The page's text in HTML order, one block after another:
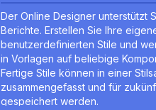
Der Online Designer unterstützt
Berichte. Erstellen Sie Ihre
benutzerdefinierten Stile und
in Vorlagen auf beliebige
Fertige Stile können in einer
zusammengefasst und für
gespeichert werden.